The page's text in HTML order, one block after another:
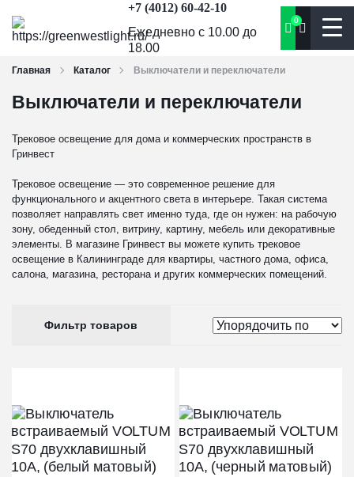
+7 (4012) 60-42-10
Ежедневно с 10.00 до
18.00
0
Главная Каталог Выключатели и переключатели
Выключатели и переключатели
Трековое освещение для дома и коммерческих пространств в
Гринвест
Трековое освещение — это современное решение для
функционального и акцентного света в интерьере. Такая система
позволяет направлять свет именно туда, где он нужен: на рабочую
зону, обеденный стол, витрину, картину, мебель или декоративные
элементы. В магазине Гринвест вы можете купить трековое
освещение в Калининграде для квартиры, частного дома, офиса,
салона, магазина, ресторана и других коммерческих помещений.
Фильтр товаров